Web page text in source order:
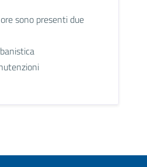
sono presenti due